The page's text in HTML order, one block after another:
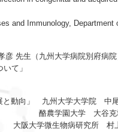
and Immunology,
彦 先生（九州大学病院別府病院
て」
進展と動向」 九州大学
(仮）」 酪農学園大
大阪大学微生物病研究所 村